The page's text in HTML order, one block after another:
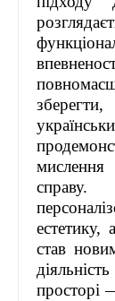
естетику,
став
просторі